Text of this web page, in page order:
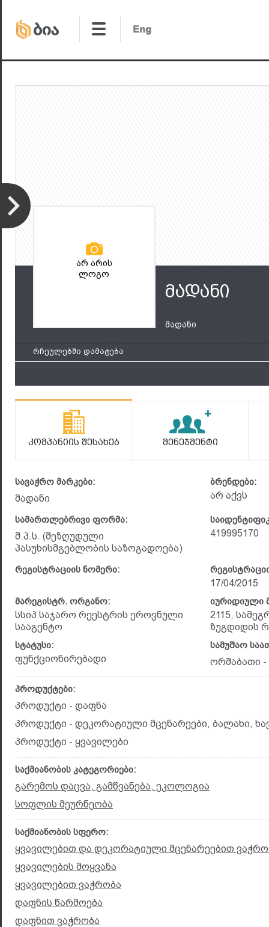
არ არის
ლოგო
მადანი
მადანი
რჩეულებში დამატება
Კომპანიის Შესახებ Მენეჯმენტი
სავაჭრო მარკები:
მადანი
ბრენდები:
არ აქვს
სამართლებრივი ფორმა:
შ.პ.ს. (შეზღუდული
პასუხისმგებლობის საზოგადოება)
419995170
რეგისტრაციის ნომერი:
17/04/2015
მარეგისტრ. ორგანო:
სსიპ საჯარო რეესტრის ეროვნული
სააგენტო
იურიდიული
2115,
ზუგდიდის
სტატუსი:
ფუნქციონირებადი
სამუშაო
ორშაბათი -
პროდუქტები:
პროდუქტი - დაფნა
პროდუქტი - დეკორატიული მცენარეები, ბალახი,
პროდუქტი - ყვავილები
საქმიანობის კატეგორიები:
გარემოს დაცვა, გამწვანება, ეკოლოგია
სოფლის მეურნეობა
საქმიანობის სფერო:
ყვავილებით და დეკორატიული მცენარეებით
ყვავილების მოყვანა
ყვავილებით ვაჭრობა
დაფნის წარმოება
დაფნით ვაჭრობა